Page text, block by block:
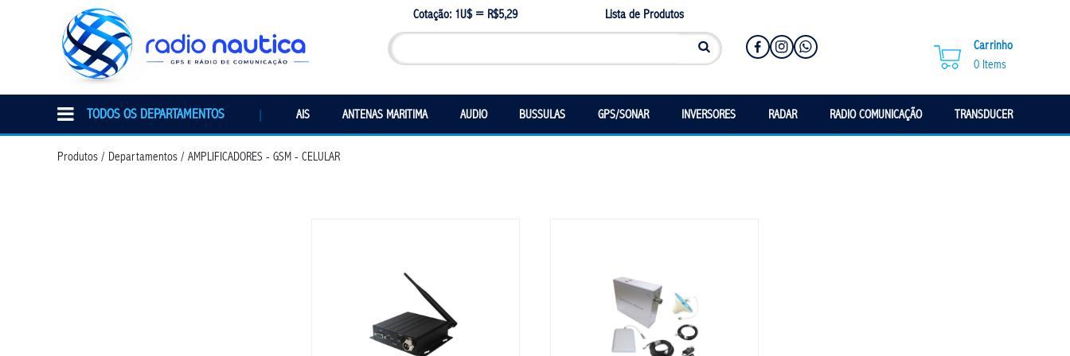
Cotação: 1U$ = R$5,29 Lista de Produtos
Carrinho
0Items
TODOS OS DEPARTAMENTOS AIS ANTENAS MARITIMA AUDIO BUSSULAS GPS/SONAR INVERSORES RADAR RADIO COMUNICAÇÃO TRANSDUCER
Produtos / Departamentos / AMPLIFICADORES - GSM - CELULAR